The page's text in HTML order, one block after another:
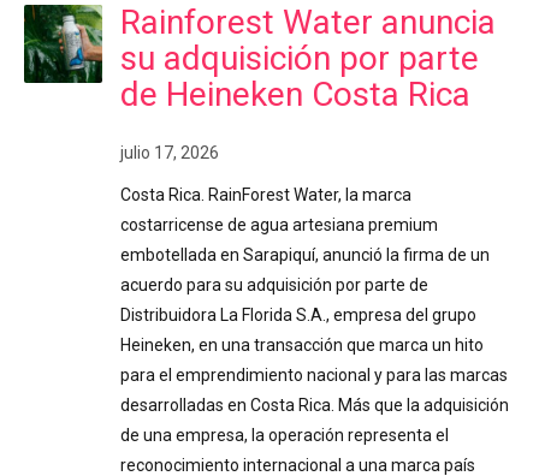
Rainforest Water anuncia
su adquisición por parte
de Heineken Costa Rica
julio 17, 2026
Costa Rica. RainForest Water, la marca
costarricense de agua artesiana premium
embotellada en Sarapiquí, anunció la firma de un
acuerdo para su adquisición por parte de
Distribuidora La Florida S.A., empresa del grupo
Heineken, en una transacción que marca un hito
para el emprendimiento nacional y para las marcas
desarrolladas en Costa Rica. Más que la adquisición
de una empresa, la operación representa el
reconocimiento internacional a una marca país